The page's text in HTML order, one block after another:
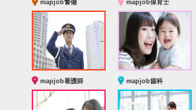
mapjob警備 mapjob保育士
mapjob看護師 mapjob歯科